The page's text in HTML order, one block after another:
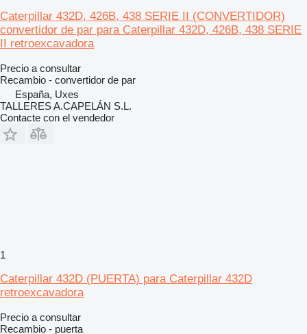
Caterpillar 432D, 426B, 438 SERIE II (CONVERTIDOR)
convertidor de par para Caterpillar 432D, 426B, 438 SERIE
II retroexcavadora
Precio a consultar
Recambio - convertidor de par
España, Uxes
TALLERES A.CAPELÁN S.L.
Contacte con el vendedor
1
Caterpillar 432D (PUERTA) para Caterpillar 432D
retroexcavadora
Precio a consultar
Recambio - puerta